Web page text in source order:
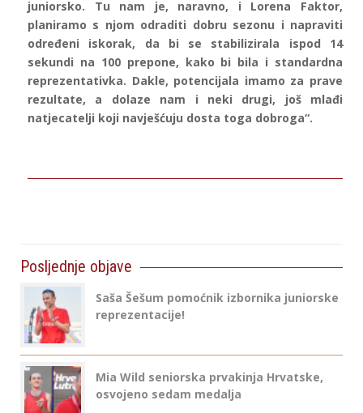
juniorsko. Tu nam je, naravno, i Lorena Faktor,
planiramo s njom odraditi dobru sezonu i napraviti
određeni iskorak, da bi se stabilizirala ispod 14
sekundi na 100 prepone, kako bi bila i standardna
reprezentativka. Dakle, potencijala imamo za prave
rezultate, a dolaze nam i neki drugi, još mlađi
natjecatelji koji navješćuju dosta toga dobroga“.
Posljednje objave
Saša Šešum pomoćnik izbornika juniorske
reprezentacije!
Mia Wild seniorska prvakinja Hrvatske,
osvojeno sedam medalja